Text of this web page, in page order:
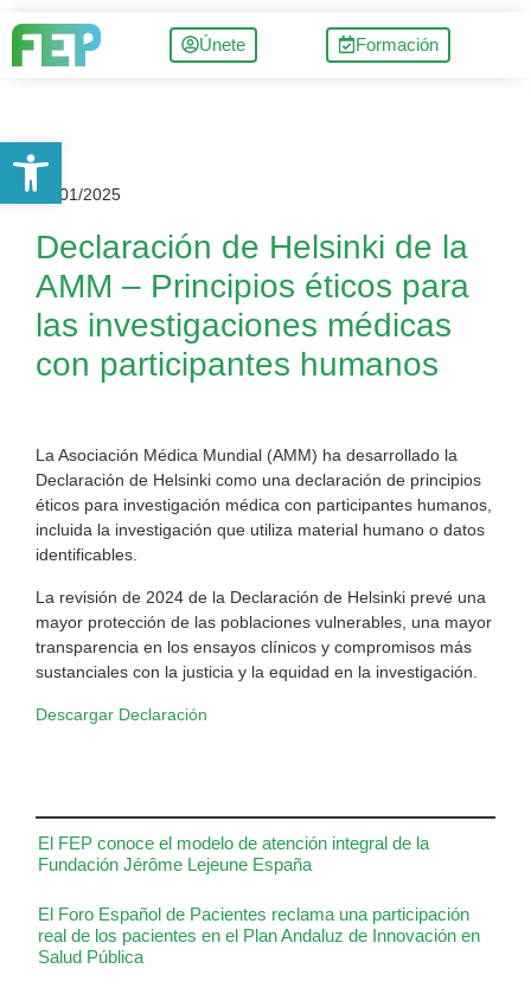
Únete Formación
El FEP conoce el modelo de atención integral de la
Fundación Jérôme Lejeune España
El Foro Español de Pacientes reclama una participación
real de los pacientes en el Plan Andaluz de Innovación en
Salud Pública
23/01/2025
Declaración de Helsinki de la
AMM – Principios éticos para
las investigaciones médicas
con participantes humanos
La Asociación Médica Mundial (AMM) ha desarrollado la
Declaración de Helsinki como una declaración de principios
éticos para investigación médica con participantes humanos,
incluida la investigación que utiliza material humano o datos
identificables.
La revisión de 2024 de la Declaración de Helsinki prevé una
mayor protección de las poblaciones vulnerables, una mayor
transparencia en los ensayos clínicos y compromisos más
sustanciales con la justicia y la equidad en la investigación.
Descargar Declaración
Abrir barra de herramientas